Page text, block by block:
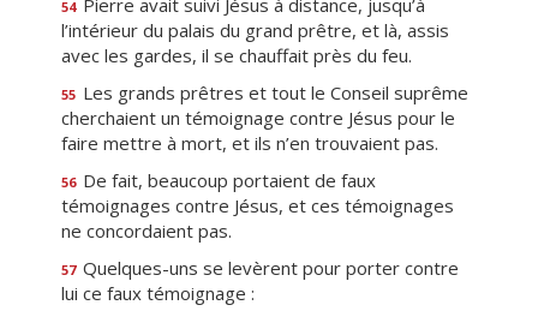
54 Pierre avait suivi Jésus à distance, jusqu’à
l’intérieur du palais du grand prêtre, et là, assis
avec les gardes, il se chauffait près du feu.
55 Les grands prêtres et tout le Conseil suprême
cherchaient un témoignage contre Jésus pour le
faire mettre à mort, et ils n’en trouvaient pas.
56 De fait, beaucoup portaient de faux
témoignages contre Jésus, et ces témoignages
ne concordaient pas.
57 Quelques-uns se levèrent pour porter contre
lui ce faux témoignage :